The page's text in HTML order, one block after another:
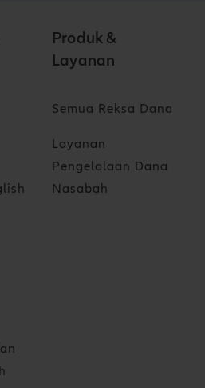
Produk &
Layanan
Semua Reksa Dana
Layanan
Pengelolaan Dana
Nasabah